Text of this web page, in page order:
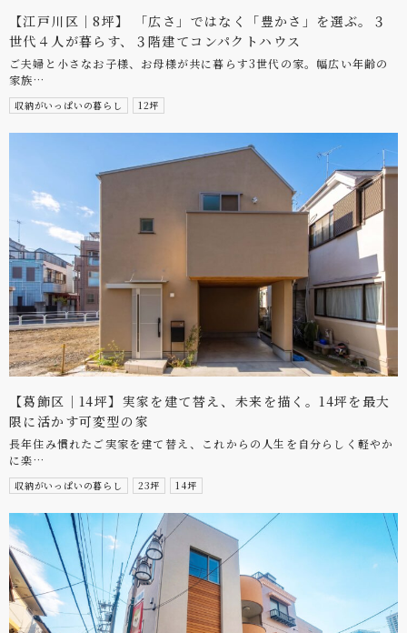
【江戸川区｜8坪】 「広さ」ではなく「豊かさ」を選ぶ。３
世代４人が暮らす、３階建てコンパクトハウス
ご夫婦と小さなお子様、お母様が共に暮らす3世代の家。幅広い年齢の
家族…
収納がいっぱいの暮らし 12坪
【葛飾区｜14坪】実家を建て替え、未来を描く。14坪を最大
限に活かす可変型の家
長年住み慣れたご実家を建て替え、これからの人生を自分らしく軽やか
に楽…
収納がいっぱいの暮らし 23坪 14坪